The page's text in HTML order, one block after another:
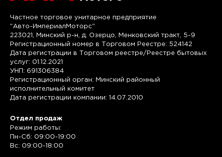
Частное торговое унитарное предприятие
"Авто-ИмпериалМоторс"
223021, Минский р-н, д. Озерцо, Менковский тракт, 5-9
Регистрационный номер в Торговом Реестре: 524142
Дата регистрации в Торговом реестре/Реестре бытовых
услуг: 01.12.2021
УНП: 691306384
Регистрационный орган: Минский районный
исполнительный комитет
Дата регистрации компании: 14.07.2010
Отдел продаж
Режим работы:
Пн-Сб: 09:00-19:00
Вс: 09:00-18:00